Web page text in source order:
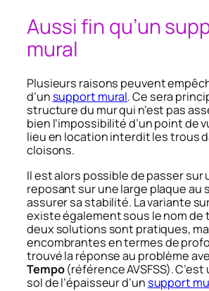
Aussi fin qu’un
mural
Plusieurs raisons peuvent
d’un support mural. Ce sera
structure du mur qui n’est pas
bien l’impossibilité d’un point de
lieu en location interdit les trous
cloisons.
Il est alors possible de passer sur
reposant sur une large plaque au
assurer sa stabilité. La variante
existe également sous le nom de
deux solutions sont pratiques,
encombrantes en termes de
trouvé la réponse au problème
Tempo(référence AVSFSS).
sol de l’épaisseur d’un support